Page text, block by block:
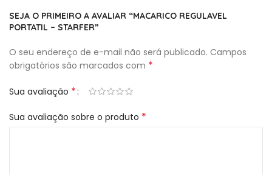
SEJA O PRIMEIRO A AVALIAR “MACARICO REGULAVEL
PORTATIL – STARFER”
O seu endereço de e-mail não será publicado. Campos
obrigatórios são marcados com *
Sua avaliação *
Sua avaliação sobre o produto *